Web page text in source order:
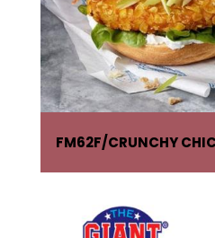
FM62F CRUNCHY